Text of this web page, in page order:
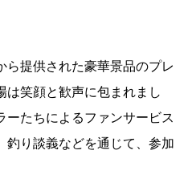
提供された豪華景品のプレ
は笑顔と歓声に包まれまし
たちによるファンサービス
釣り談義などを通じて、参加